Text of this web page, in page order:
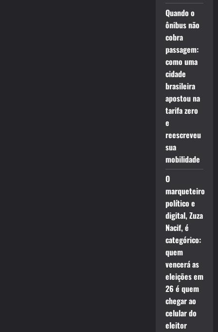
Quando o
ônibus não
cobra
passagem:
como uma
cidade
brasileira
apostou na
tarifa zero
e
reescreveu
sua
mobilidade
O
marqueteiro
político e
digital, Zuza
Nacif, é
categórico:
quem
vencerá as
eleições em
26 é quem
chegar ao
celular do
eleitor